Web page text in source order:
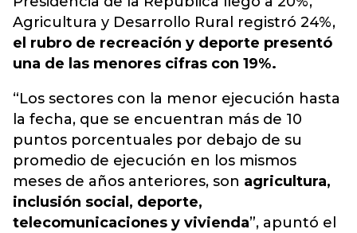
Agricultura y Desarrollo Rural registró 24%,
el rubro de recreación y deporte presentó
una de las menores cifras con 19%.
“Los sectores con la menor ejecución hasta
la fecha, que se encuentran más de 10
puntos porcentuales por debajo de su
promedio de ejecución en los mismos
meses de años anteriores, son agricultura,
inclusión social, deporte,
telecomunicaciones y vivienda”, apuntó el